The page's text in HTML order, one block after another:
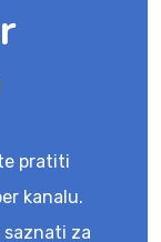
pratiti
kanalu.
za